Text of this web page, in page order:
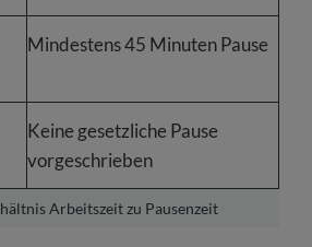
Mindestens 45 Minuten Pause
Keine gesetzliche Pause
vorgeschrieben
Arbeitszeit zu Pausenzeit